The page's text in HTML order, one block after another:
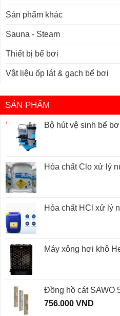
Sản phẩm khác
Sauna - Steam
Thiết bị bể bơi
Vật liệu ốp lát & gạch bể bơi
SẢN PHẨM
Bộ hút vệ sinh bể
Hóa chất Clo xử lý
Hóa chất HCl xử lý
Máy xông hơi khô
Đồng hồ cát SAWO
756.000 VND